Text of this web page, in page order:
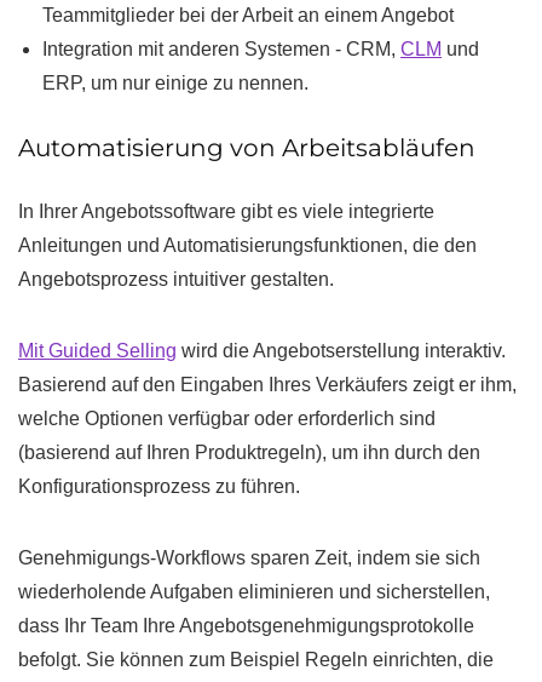
Teammitglieder bei der Arbeit an einem Angebot
Integration mit anderen Systemen - CRM, CLM und
ERP, um nur einige zu nennen.
Automatisierung von Arbeitsabläufen
In Ihrer Angebotssoftware gibt es viele integrierte
Anleitungen und Automatisierungsfunktionen, die den
Angebotsprozess intuitiver gestalten.
Mit Guided Selling wird die Angebotserstellung interaktiv.
Basierend auf den Eingaben Ihres Verkäufers zeigt er ihm,
welche Optionen verfügbar oder erforderlich sind
(basierend auf Ihren Produktregeln), um ihn durch den
Konfigurationsprozess zu führen.
Genehmigungs-Workflows sparen Zeit, indem sie sich
wiederholende Aufgaben eliminieren und sicherstellen,
dass Ihr Team Ihre Angebotsgenehmigungsprotokolle
befolgt. Sie können zum Beispiel Regeln einrichten, die